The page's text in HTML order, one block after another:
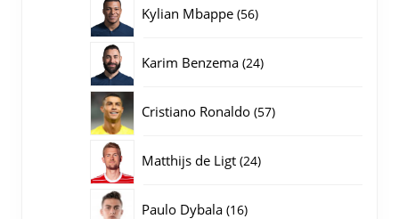
Kylian Mbappe 5656
Karim Benzema 2424
Cristiano Ronaldo 5757
Matthijs de Ligt 2424
Paulo Dybala 1616